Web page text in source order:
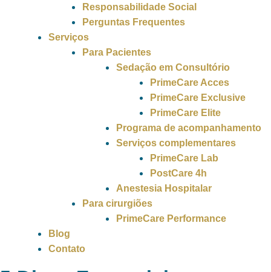
Responsabilidade Social
Perguntas Frequentes
Serviços
Para Pacientes
Sedação em Consultório
PrimeCare Acces
PrimeCare Exclusive
PrimeCare Elite
Programa de acompanhamento
Serviços complementares
PrimeCare Lab
PostCare 4h
Anestesia Hospitalar
Para cirurgiões
PrimeCare Performance
Blog
Contato